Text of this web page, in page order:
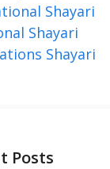
Shayari
Shayari
Shayari
Posts